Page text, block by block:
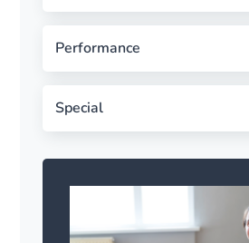
Performance
Special